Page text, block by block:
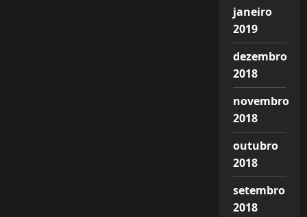
janeiro
2019
dezembro
2018
novembro
2018
outubro
2018
setembro
2018